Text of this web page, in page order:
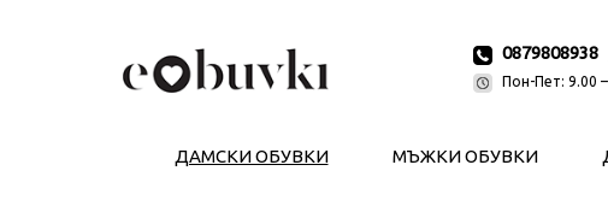
0879808938
Пон-Пет: 9.00
ДАМСКИ ОБУВКИ МЪЖКИ ОБУВКИ